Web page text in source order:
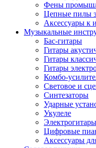
Фены
Цепные пилы
Аксессуары к
Музыкальные
Бас-гитары
Гитары
Гитары
Гитары
Комбо-
Световое и
Синтезаторы
Ударные
Укулеле
Электрогитары
Цифровые
Аксессуары